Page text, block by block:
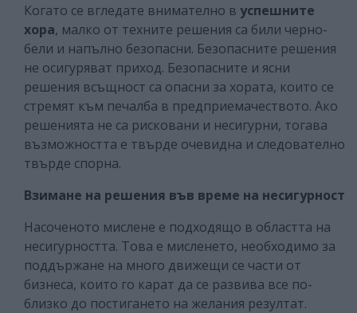
Когато се вгледате внимателно в успешните
хора, малко от техните решения са били черно-
бели и напълно безопасни. Безопасните решения
не осигуряват приход. Безопасните и ясни
решения всъщност са опасни за хората, които се
стремят към печалба в предприемачеството. Ако
решенията не са рисковани и несигурни, тогава
възможността е твърде очевидна и следователно
твърде спорна.
Взимане на решения във време на несигурност
Насоченото мислене е подходящо в областта на
несигурността. Това е мисленето, необходимо за
поддържане на много движещи се части от
бизнеса, които го карат да се развива все по-
близко до постигането на желания резултат.